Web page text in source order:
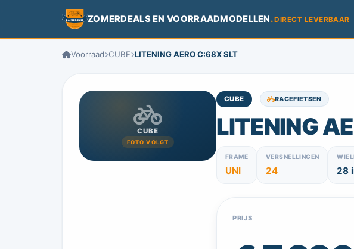
ZOMERDEALS EN VOORRAADMODELLEN. DIRECT LEVERBAAR
Voorraad CUBE LITENING AERO C:68X SLT
CUBE
FOTO VOLGT
CUBE RACEFIETSEN
LITENING
FRAME
UNI
VERSNELLINGEN
24 28
PRIJS